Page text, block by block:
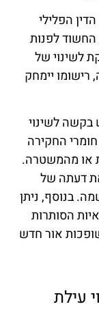
לחוק סדר הדין הפלילי
רשאי יהיה החשוד לפנות
לשינוי של
יימחק
בקשה לשינוי
החקירה
או מהמשטרה.
דעתה של
בנוסף, ניתן
הסותרות
אור חדש
עילת